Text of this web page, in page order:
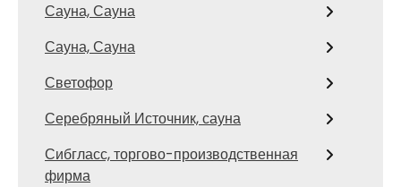
Сауна, Сауна
Сауна, Сауна
Светофор
Серебряный Источник, сауна
Сибгласс, торгово-производственная
фирма